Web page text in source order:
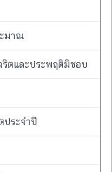
มาณ
ริตและประพฤติมิชอบ
ประจำปี